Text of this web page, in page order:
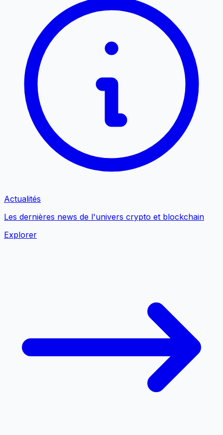
Actualités
Les dernières news de l'univers crypto et blockchain
Explorer